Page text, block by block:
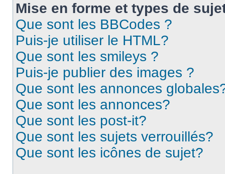
Mise en forme et types de
Que sont les BBCodes ?
Puis-je utiliser le HTML?
Que sont les smileys ?
Puis-je publier des images ?
Que sont les annonces
Que sont les annonces?
Que sont les post-it?
Que sont les sujets verrouillés?
Que sont les icônes de sujet?